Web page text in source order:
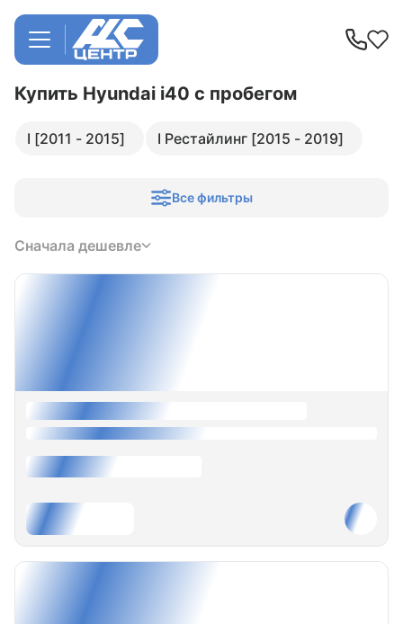
Купить Hyundai i40 с пробегом
I [2011 - 2015] I Рестайлинг [2015 - 2019]
Все фильтры
Сначала дешевле